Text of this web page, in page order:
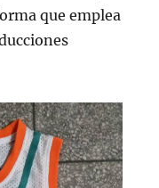
que emplea